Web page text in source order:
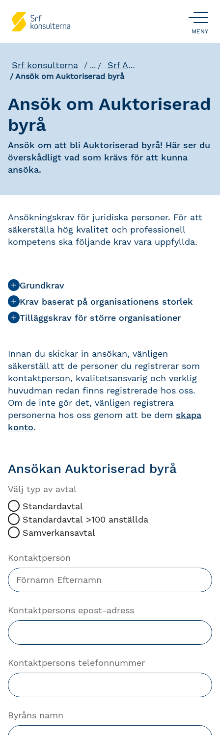
ÖPPNA
MENY
Srf konsulterna ... Srf Auktoriserad byrå
Ansök om Auktoriserad byrå
Ansök om Auktoriserad
byrå
Ansök om att bli Auktoriserad byrå! Här ser du
överskådligt vad som krävs för att kunna
ansöka.
Ansökningskrav för juridiska personer. För att
säkerställa hög kvalitet och professionell
kompetens ska följande krav vara uppfyllda.
Grundkrav
Krav baserat på organisationens storlek
Tilläggskrav för större organisationer
Innan du skickar in ansökan, vänligen
säkerställ att de personer du registrerar som
kontaktperson, kvalitetsansvarig och verklig
huvudman redan finns registrerade hos oss.
Om de inte gör det, vänligen registrera
personerna hos oss genom att be dem skapa
konto.
Ansökan Auktoriserad byrå
Välj typ av avtal
Standardavtal
Standardavtal >100 anställda
Samverkansavtal
Kontaktperson
Kontaktpersons epost-adress
Kontaktpersons telefonnummer
Byråns namn